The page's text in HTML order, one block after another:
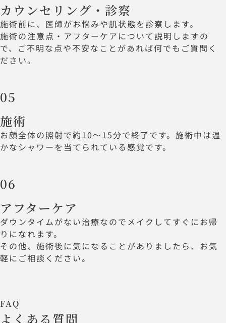
カウンセリング・診察
施術前に、医師がお悩みや肌状態を診察します。
施術の注意点・アフターケアについて説明しますの
で、ご不明な点や不安なことがあれば何でもご質問く
ださい。
05
施術
お顔全体の照射で約10～15分で終了です。施術中は温
かなシャワーを当てられている感覚です。
06
アフターケア
ダウンタイムがない治療なのでメイクしてすぐにお帰
りになれます。
その他、施術後に気になることがありましたら、お気
軽にご相談ください。
FAQ
よくある質問